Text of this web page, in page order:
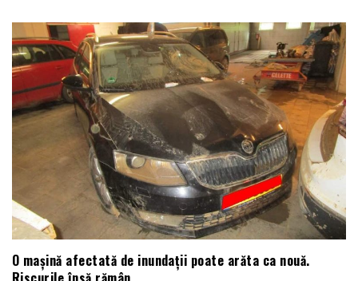
O mașină afectată de inundații poate arăta ca nouă.